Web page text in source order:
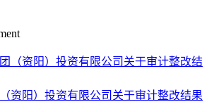
资阳）投资有限公司关于审计整改结果